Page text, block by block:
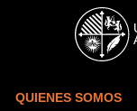
Skip to main content
QUIENES SOMOS